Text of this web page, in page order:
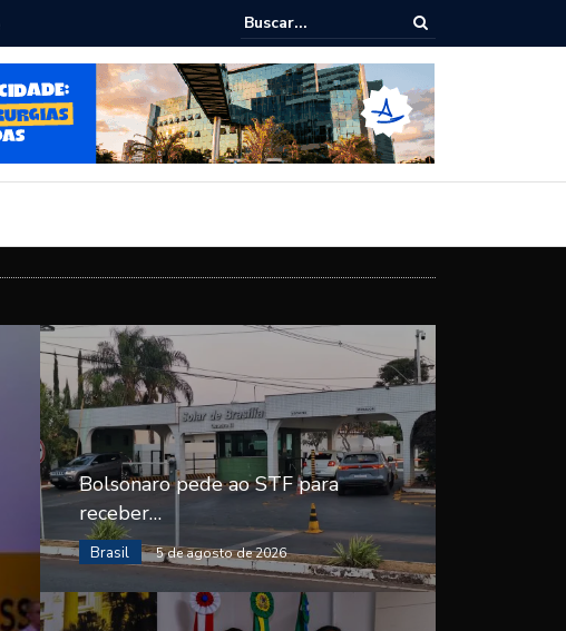
Câmara dialoga com UFAL e Faculdade de Coimbra sobre parcerias para
Legislativo
Bolsonaro pede ao STF para
receber…
Brasil 5 de agosto de 2026